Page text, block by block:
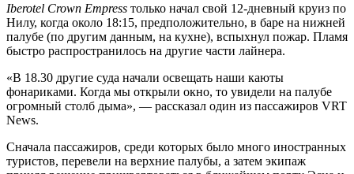
Iberotel Crown Empress только начал свой 12-дневный круиз по
Нилу, когда около 18:15, предположительно, в баре на нижней
палубе (по другим данным, на кухне), вспыхнул пожар. Пламя
быстро распространилось на другие части лайнера.
«В 18.30 другие суда начали освещать наши каюты
фонариками. Когда мы открыли окно, то увидели на палубе
огромный столб дыма», — рассказал один из пассажиров VRT
News.
Сначала пассажиров, среди которых было много иностранных
туристов, перевели на верхние палубы, а затем экипаж